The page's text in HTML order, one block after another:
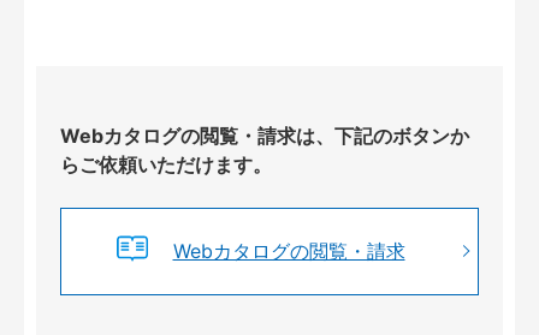
Webカタログの閲覧・請求は、下記のボタンか
らご依頼いただけます。
Webカタログの閲覧・請求